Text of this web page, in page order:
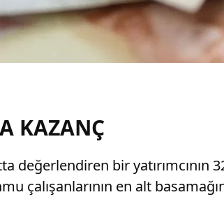
KAZANÇ
değerlendiren bir yatırımcının
çalışanlarının en alt